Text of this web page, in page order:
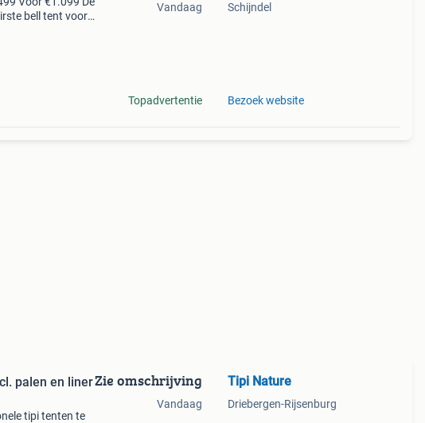
bell tent voor
Vandaag
Topadvertentie
Schijndel
Bezoek website
palen en liner
tipi tenten te
Zie omschrijving
Vandaag
Tipi Nature
Driebergen-Rijsenburg